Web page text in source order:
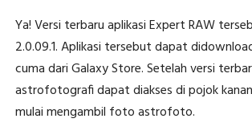
Ya! Versi terbaru aplikasi Expert RAW
2.0.09.1. Aplikasi tersebut dapat
cuma dari Galaxy Store. Setelah versi
astrofotografi dapat diakses di pojok
mulai mengambil foto astrofoto.